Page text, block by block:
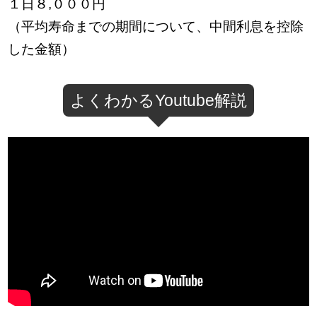
１日８,０００円
（平均寿命までの期間について、中間利息を控除
した金額）
よくわかるYoutube解説